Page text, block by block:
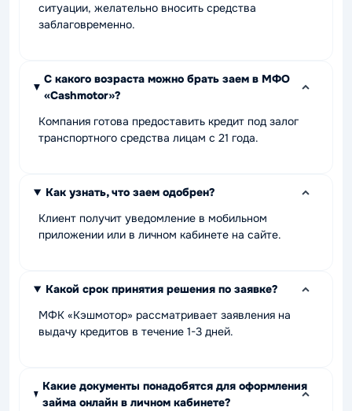
ситуации, желательно вносить средства
заблаговременно.
С какого возраста можно брать заем в МФО
«Cashmotor»?
Компания готова предоставить кредит под залог
транспортного средства лицам с 21 года.
Как узнать, что заем одобрен?
Клиент получит уведомление в мобильном
приложении или в личном кабинете на сайте.
Какой срок принятия решения по заявке?
МФК «Кэшмотор» рассматривает заявления на
выдачу кредитов в течение 1-3 дней.
Какие документы понадобятся для оформления
займа онлайн в личном кабинете?